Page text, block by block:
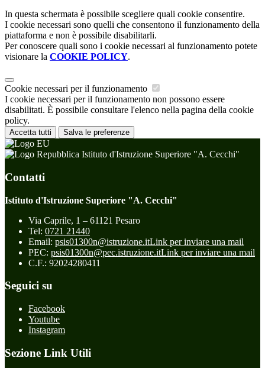
In questa schermata è possibile scegliere quali cookie consentire.
I cookie necessari sono quelli che consentono il funzionamento della
piattaforma e non è possibile disabilitarli.
Per conoscere quali sono i cookie necessari al funzionamento potete
visionare la COOKIE POLICY.
Cookie necessari per il funzionamento
I cookie necessari per il funzionamento non possono essere
disabilitati. È possibile consultare l'elenco nella pagina della cookie
policy.
Accetta tutti Salva le preferenze
Istituto d'Istruzione Superiore "A. Cecchi"
Contatti
Istituto d'Istruzione Superiore "A. Cecchi"
Via Caprile, 1 – 61121 Pesaro
Tel: 0721 21440
Email: psis01300n@istruzione.itLink per inviare una mail
PEC: psis01300n@pec.istruzione.itLink per inviare una mail
C.F.: 92024280411
Seguici su
Facebook
Youtube
Instagram
Sezione Link Utili